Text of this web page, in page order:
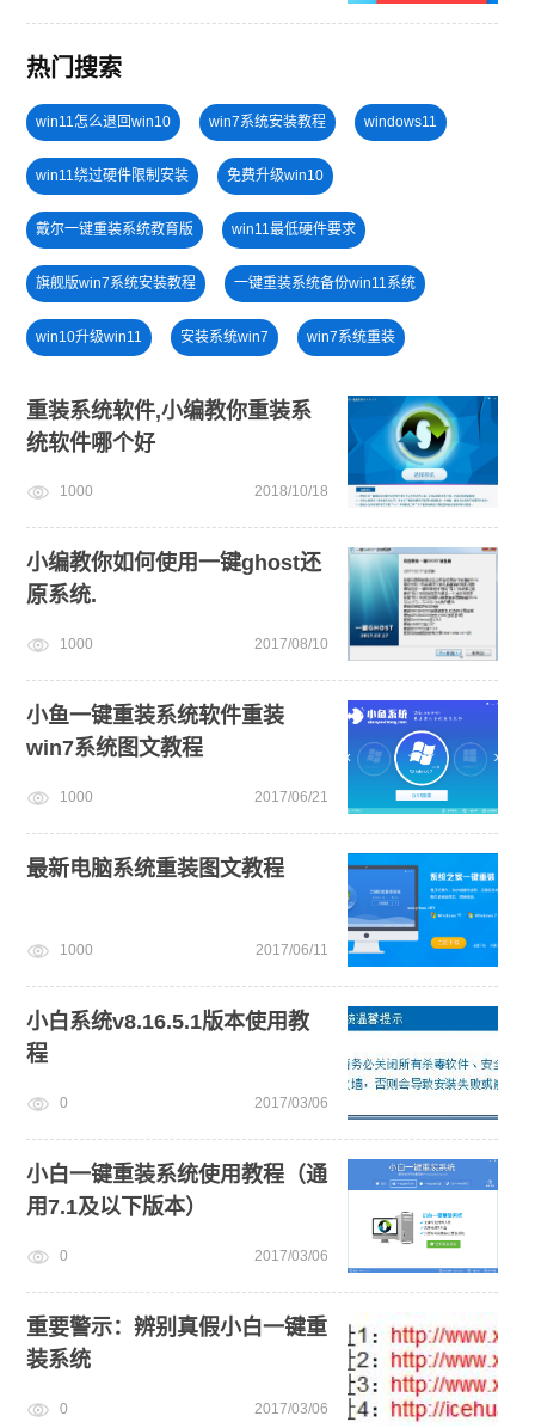
热门搜索
win11怎么退回win10 win7系统安装教程 windows11
win11绕过硬件限制安装 免费升级win10
戴尔一键重装系统教育版 win11最低硬件要求
旗舰版win7系统安装教程 一键重装系统备份win11系统
win10升级win11 安装系统win7 win7系统重装
小白一键重装系统绿色版 win11怎么升级
电脑开不了机怎么重装系统 新手如何重装电脑系统win7
win11系统重装
重装系统软件,小编教你重装系
统软件哪个好
1000 2018/10/18
小编教你如何使用一键ghost还
原系统.
1000 2017/08/10
小鱼一键重装系统软件重装
win7系统图文教程
1000 2017/06/21
最新电脑系统重装图文教程
1000 2017/06/11
小白系统v8.16.5.1版本使用教
程
0 2017/03/06
小白一键重装系统使用教程（通
用7.1及以下版本）
0 2017/03/06
重要警示：辨别真假小白一键重
装系统
0 2017/03/06